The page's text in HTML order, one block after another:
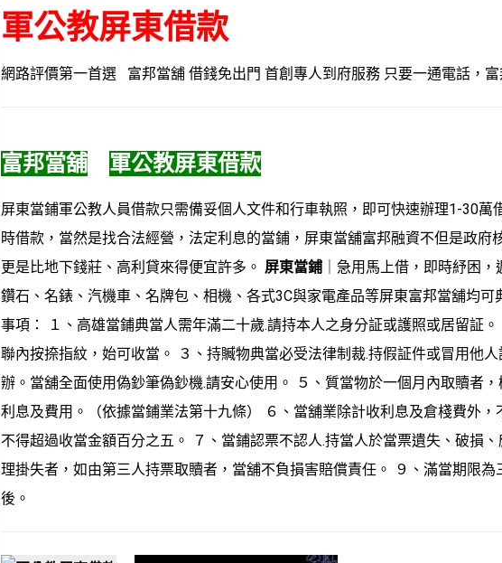
軍公教屏東借款
網路評價第一首選 富邦當舖借錢免出門 首創專人到府服務 只要一通電話，
富邦當舖 軍公教屏東借款
屏東當鋪軍公教人員借款只需備妥個人文件和行車執照，即可快速辦理1-30萬
時借款，當然是找合法經營，法定利息的當鋪，屏東當舖富邦融資不但是政府
更是比地下錢莊、高利貸來得便宜許多。 屏東當鋪 ｜急用馬上借，即時紓困
鑽石、名錶、汽機車、名牌包、相機、各式3C與家電產品等屏東富邦當舖均
事項： １、高雄當鋪典當人需年滿二十歲.請持本人之身分証或護照或居留証
聯內按捺指紋，始可收當。 ３、持贓物典當必受法律制裁.持假証件或冒用他
辦。當舖全面使用偽鈔筆偽鈔機.請安心使用。 ５、質當物於一個月內取贖者
利息及費用。（依據當鋪業法第十九條） ６、當舖業除計收利息及倉棧費外，
不得超過收當金額百分之五。 ７、當鋪認票不認人.持當人於當票遺失、破損
理掛失者，如由第三人持票取贖者，當舖不負損害賠償責任。 ９、滿當期限
後。